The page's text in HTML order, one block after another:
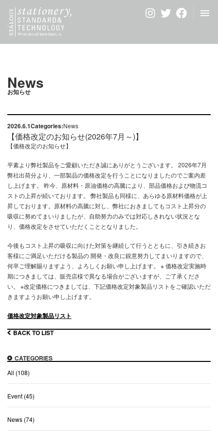
About Us
ブランド紹介
Customize
法人のお客様
日本 中国（简体中文）
News
お知らせ
2026.6.1Categories:News
【価格改定のお知らせ(2026年7月～)】
【価格改定のお知らせ】
平素より弊社製品をご愛顧いただき誠にありがとうございます。 2026年7月
弊社出荷分より、一部製品の価格改定を行うことになりましたのでご案内差
し上げます。 昨今、原材料・原油価格の高騰により、部品価格および物流コ
ストの上昇が続いております。 弊社製品も同様に、あらゆる原材料価格が上
昇しております。原材料の高騰に対し、弊社におきましてもコスト上昇分の
吸収に努めてまいりましたが、自助努力のみでは対応しきれない状況とな
り、価格改定をさせていただくこととなりました。
今後もコスト上昇の吸収に向けた対策を継続して行うとともに、引き続きお
客様にご満足いただける製品の 開発・改良に鋭意努力してまいりますので、
何卒ご理解賜りますよう、よろしくお願い申し上げます。 ※ 価格改定実施時
期につきましては、販売店様で異なる場合がございますが、ご了承くださ
い。 ※改定価格につきましては、下記価格改定対象製品リストをご確認いただ
きますようお願い申し上げます。
価格改定対象製品リスト
BACK TO LIST
CATEGORIES
All (108)
Event (45)
News (74)